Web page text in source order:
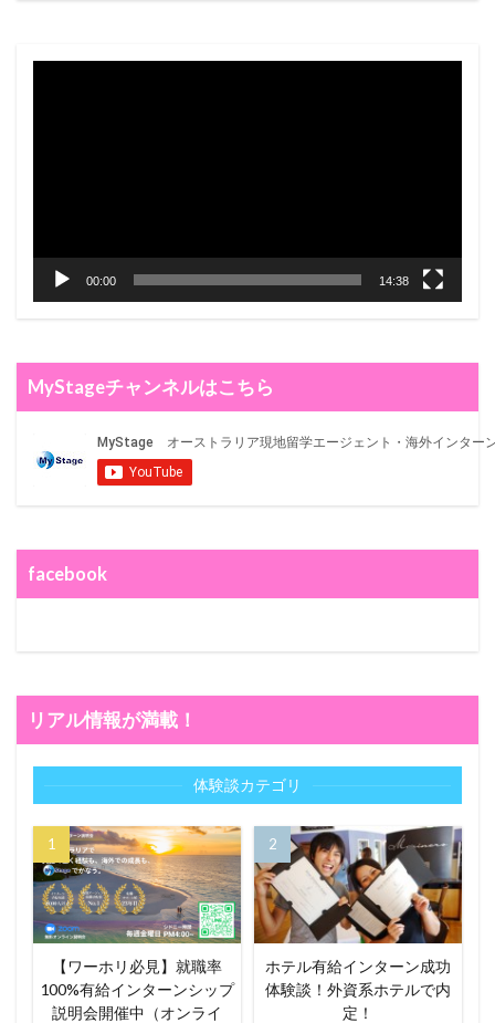
動
00:00 14:38
MyStageチャンネルはこちら
facebook
リアル情報が満載！
体験談カテゴリ
【ワーホリ必見】就職率
100%有給インターンシップ
説明会開催中（オンライ
ホテル有給インターン成功
体験談！外資系ホテルで内
定！